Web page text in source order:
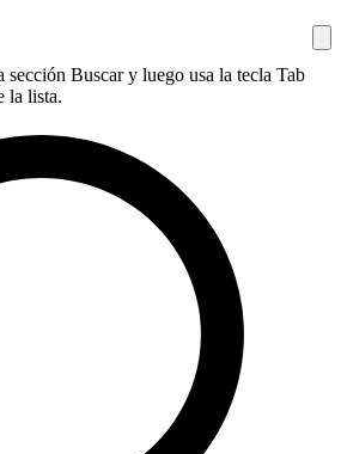
sección Buscar y luego usa la tecla Tab
la lista.